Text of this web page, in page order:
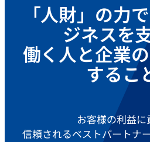
「人財」の力
ジネスを
働く人と企業
するこ
お客様の利益に
信頼されるベストパートナ